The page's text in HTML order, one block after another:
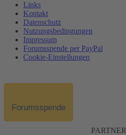
Links
Kontakt
Datenschutz
Nutzungsbedingungen
Impressum
Forumsspende per PayPal
Cookie-Einstellungen
Forumsspende
PARTNER